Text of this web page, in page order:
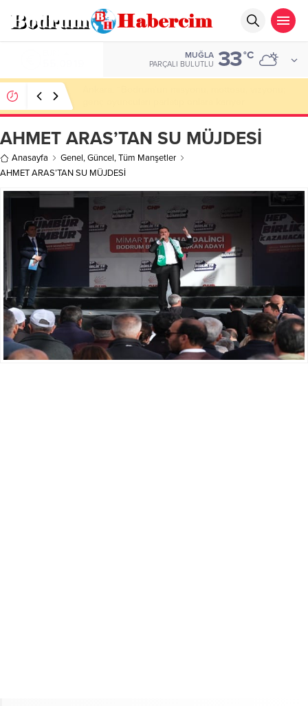
MUĞLA
PARÇALI BULUTLU 33°C
AHMET ARAS’TAN SU MÜJDESİ
Anasayfa Genel,Güncel,Tüm Manşetler
AHMET ARAS’TAN SU MÜJDESİ